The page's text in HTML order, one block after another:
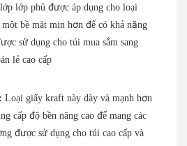
lớp phủ được áp dụng cho loại
bề mặt mịn hơn để có khả năng
sử dụng cho túi mua sắm sang
lẻ cao cấp
Loại giấy kraft này dày và mạnh hơn
cấp độ bền nâng cao để mang các
được sử dụng cho túi cao cấp và